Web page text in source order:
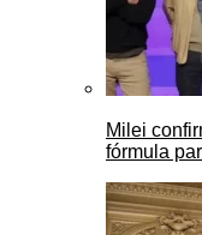
Milei
fórmula